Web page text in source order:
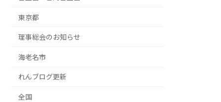
東京都
理事総会のお知らせ
海老名市
れんブログ更新
全国